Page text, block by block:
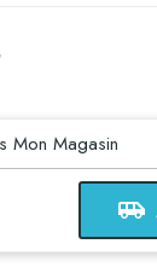
Mon Magasin
airport_shuttle